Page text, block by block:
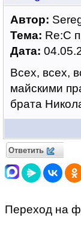
Автор:
Тема: Re:С
Дата:
Всех, всех,
майскими
брата
Ответить
Переход на